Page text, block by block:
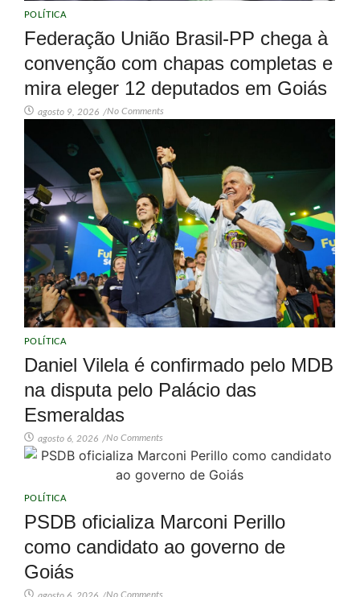
POLÍTICA
Federação União Brasil-PP chega à
convenção com chapas completas e
mira eleger 12 deputados em Goiás
agosto 9, 2026 /No Comments
POLÍTICA
Daniel Vilela é confirmado pelo MDB
na disputa pelo Palácio das
Esmeraldas
agosto 6, 2026 /No Comments
POLÍTICA
PSDB oficializa Marconi Perillo
como candidato ao governo de
Goiás
agosto 6, 2026 /No Comments